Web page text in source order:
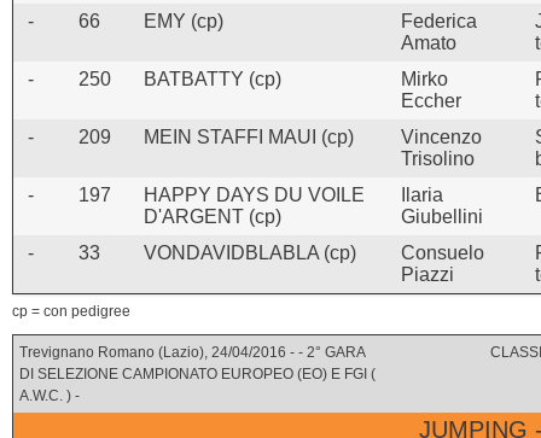
- 66 EMY (cp)
Federica
Amato
-
250 BATBATTY (cp)
Mirko
Eccher
-
209 MEIN STAFFI MAUI (cp)
Vincenzo
Trisolino
-
197
HAPPY DAYS DU VOILE
D'ARGENT (cp)
Ilaria
Giubellini
- 33 VONDAVIDBLABLA (cp)
Consuelo
Piazzi
cp = con pedigree
Trevignano Romano (Lazio), 24/04/2016 - - 2° GARA
DI SELEZIONE CAMPIONATO EUROPEO (EO) E FGI (
A.W.C. ) -
JUMPING